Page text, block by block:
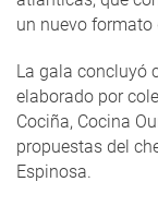
un nuevo formato
La gala concluyó
elaborado por
Cociña, Cocina
propuestas del
Espinosa.